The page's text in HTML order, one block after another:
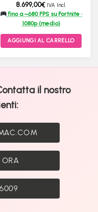
8.699,00€ IVA Incl.
fino a ~680 FPS su Fortnite ·
1080p (medio)
AGGIUNGI AL CARRELLO
il nostro